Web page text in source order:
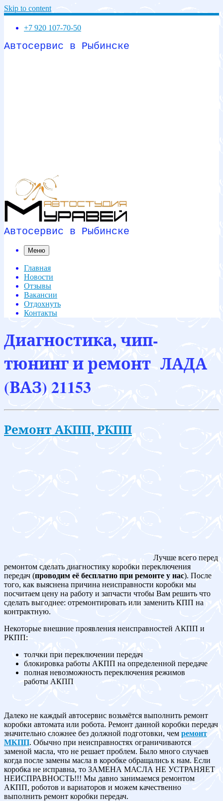
Skip to content
+7 920 107-70-50
Автосервис в Рыбинске
Автосервис в Рыбинске
Меню
Главная
Новости
Отзывы
Вакансии
Отдохнуть
Контакты
Диагностика, чип-
тюнинг и ремонт ЛАДА
(ВАЗ) 21153
Ремонт АКПП, РКПП
Лучше всего перед
ремонтом сделать диагностику коробки переключения
передач (проводим её бесплатно при ремонте у нас). После
того, как выяснена причина неисправности коробки мы
посчитаем цену на работу и запчасти чтобы Вам решить что
сделать выгоднее: отремонтировать или заменить КПП на
контрактную.
Некоторые внешние проявления неисправностей АКПП и
РКПП:
толчки при переключении передач
блокировка работы АКПП на определенной передаче
полная невозможность переключения режимов
работы АКПП
Далеко не каждый автосервис возьмётся выполнить ремонт
коробки автомата или робота. Ремонт данной коробки передач
значительно сложнее без должной подготовки, чем ремонт
МКПП. Обычно при неисправностях ограничиваются
заменой масла, что не решает проблем. Было много случаев
когда после замены масла в коробке обращались к нам. Если
коробка не исправна, то ЗАМЕНА МАСЛА НЕ УСТРАНЯЕТ
НЕИСПРАВНОСТЬ!!! Мы давно занимаемся ремонтом
АКПП, роботов и вариаторов и можем качественно
выполнить ремонт коробки передач.